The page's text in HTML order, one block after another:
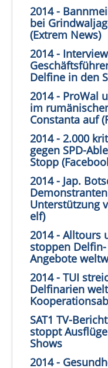
2014 -
bei
(Extrem News)
2014 -
Delfine in den
2014 - ProWal
im
Constanta auf
2014 - 2.000
gegen SPD-
Stopp
2014 - Jap.
Unterstützung
elf)
2014 - Alltours
stoppen
Angebote
2014 - TUI
Delfinarien
SAT1 TV-
stoppt
Shows
2014 -